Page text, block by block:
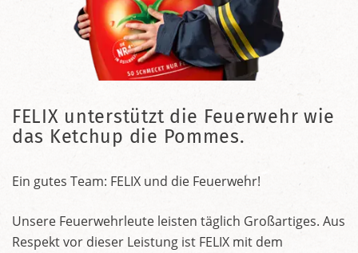
FELIX unterstützt die Feuerwehr wie
das Ketchup die Pommes.
Ein gutes Team: FELIX und die Feuerwehr!
Unsere Feuerwehrleute leisten täglich Großartiges. Aus
Respekt vor dieser Leistung ist FELIX mit dem